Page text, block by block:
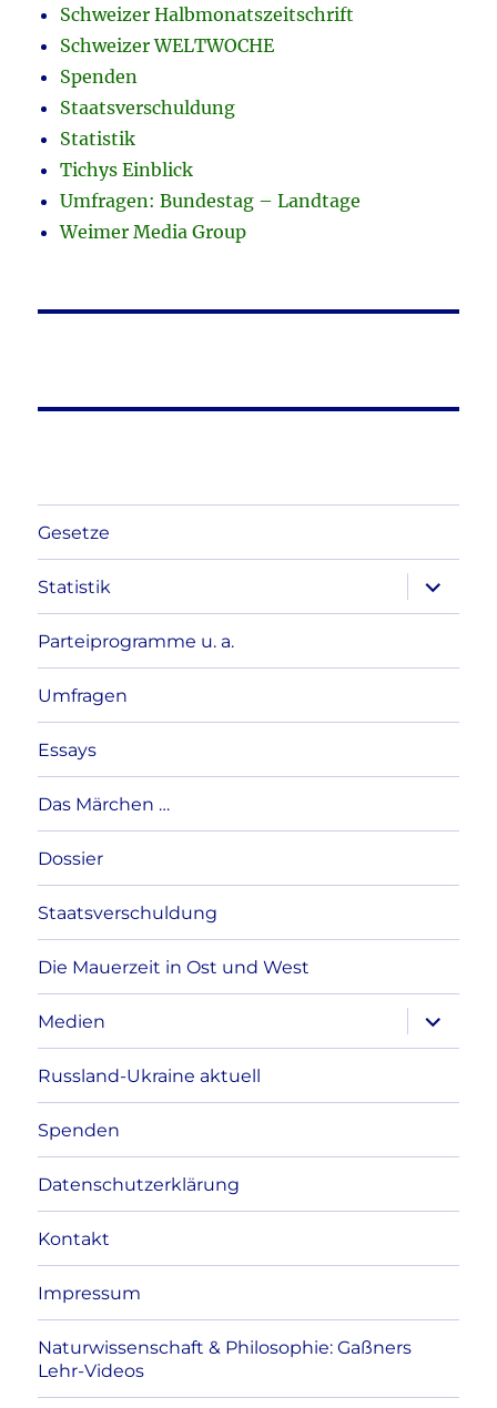
Schweizer Halbmonatszeitschrift
Schweizer WELTWOCHE
Spenden
Staatsverschuldung
Statistik
Tichys Einblick
Umfragen: Bundestag – Landtage
Weimer Media Group
Gesetze
Statistik
anzeigen
Parteiprogramme u. a.
Umfragen
Essays
Das Märchen …
Dossier
Staatsverschuldung
Die Mauerzeit in Ost und West
Medien
anzeigen
Russland-Ukraine aktuell
Spenden
Datenschutzerklärung
Kontakt
Impressum
Naturwissenschaft & Philosophie: Gaßners
Lehr-Videos